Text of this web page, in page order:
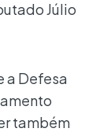
Júlio
a Defesa
também